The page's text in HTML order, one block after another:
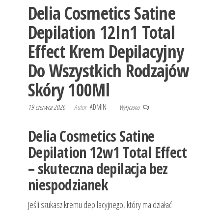
Delia Cosmetics Satine
Depilation 12In1 Total
Effect Krem Depilacyjny
Do Wszystkich Rodzajów
Skóry 100Ml
19 czerwca 2026 Autor ADMIN Wyłączono
Delia Cosmetics Satine
Depilation 12w1 Total Effect
– skuteczna depilacja bez
niespodzianek
Jeśli szukasz kremu depilacyjnego, który ma działać